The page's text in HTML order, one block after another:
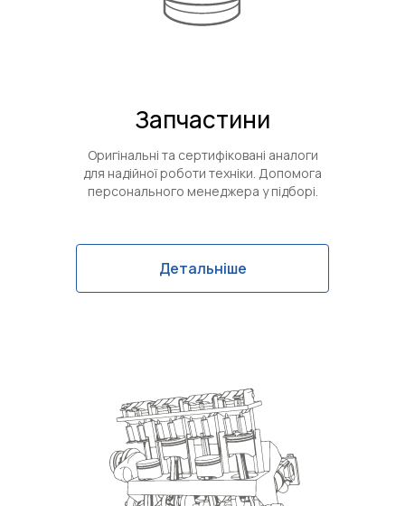
Запчастини
Оригінальні та сертифіковані аналоги
для надійної роботи техніки. Допомога
персонального менеджера у підборі.
Детальніше